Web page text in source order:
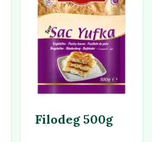
Filodeg 500g